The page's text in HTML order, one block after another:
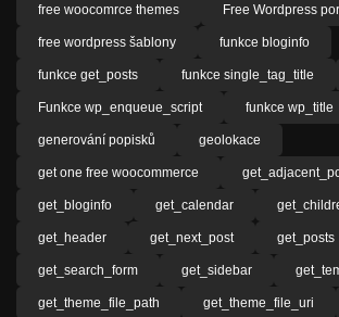
free woocomrce themes Free Wordpress
free wordpress šablony funkce bloginfo
funkce get_posts funkce single_tag_title
Funkce wp_enqueue_script funkce wp_title
generování popisků geolokace
get one free woocommerce
get_bloginfo get_calendar
get_header get_next_post get_posts
get_search_form get_sidebar
get_theme_file_path get_theme_file_uri